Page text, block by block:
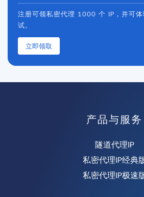
注册可领私密代理 1000 个 IP，并可
试。
立即领取
产品与服务
隧道代理IP
私密代理IP经典
私密代理IP极速